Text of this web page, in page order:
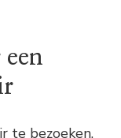
te bezoeken,